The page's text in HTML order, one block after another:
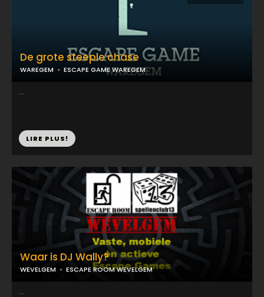
De grote steeple chase
WAREGEM ESCAPE GAME WAREGEM
...
LIRE PLUS!
Waar is DJ Wally?
WEVELGEM ESCAPE ROOM WEVELGEM
...